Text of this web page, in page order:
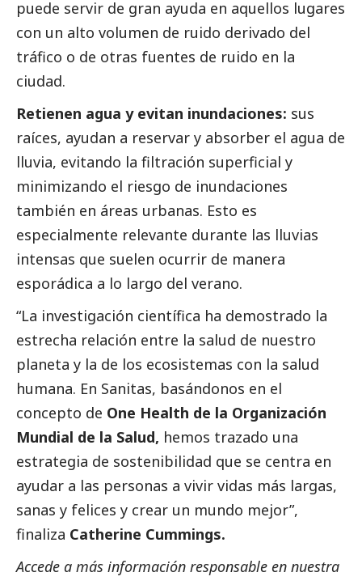
puede servir de gran ayuda en aquellos lugares
con un alto volumen de ruido derivado del
tráfico o de otras fuentes de ruido en la
ciudad.
Retienen agua y evitan inundaciones: sus
raíces, ayudan a reservar y absorber el agua de
lluvia, evitando la filtración superficial y
minimizando el riesgo de inundaciones
también en áreas urbanas. Esto es
especialmente relevante durante las lluvias
intensas que suelen ocurrir de manera
esporádica a lo largo del verano.
“La investigación científica ha demostrado la
estrecha relación entre la salud de nuestro
planeta y la de los ecosistemas con la salud
humana. En Sanitas, basándonos en el
concepto de One Health de la Organización
Mundial de la Salud, hemos trazado una
estrategia de sostenibilidad que se centra en
ayudar a las personas a vivir vidas más largas,
sanas y felices y crear un mundo mejor”,
finaliza Catherine Cummings.
Accede a más información responsable en nuestra